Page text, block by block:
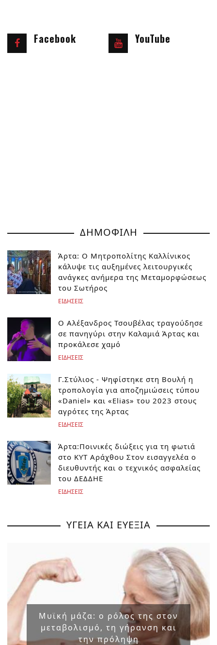
Facebook YouTube
ΔΗΜΟΦΙΛΗ
Άρτα: Ο Μητροπολίτης Καλλίνικος
κάλυψε τις αυξημένες λειτουργικές
ανάγκες ανήμερα της Μεταμορφώσεως
του Σωτήρος
ΕΙΔΗΣΕΙΣ
Ο Αλέξανδρος Τσουβέλας τραγούδησε
σε πανηγύρι στην Καλαμιά Άρτας και
προκάλεσε χαμό
ΕΙΔΗΣΕΙΣ
Γ.Στύλιος - Ψηφίστηκε στη Βουλή η
τροπολογία για αποζημιώσεις τύπου
«Daniel» και «Elias» του 2023 στους
αγρότες της Άρτας
ΕΙΔΗΣΕΙΣ
Άρτα:Ποινικές διώξεις για τη φωτιά
στο ΚΥΤ Αράχθου Στον εισαγγελέα ο
διευθυντής και ο τεχνικός ασφαλείας
του ΔΕΔΔΗΕ
ΕΙΔΗΣΕΙΣ
ΥΓΕΙΑ ΚΑΙ ΕΥΕΞΙΑ
Μυϊκή μάζα: ο ρόλος της στον
μεταβολισμό, τη γήρανση και
την πρόληψη